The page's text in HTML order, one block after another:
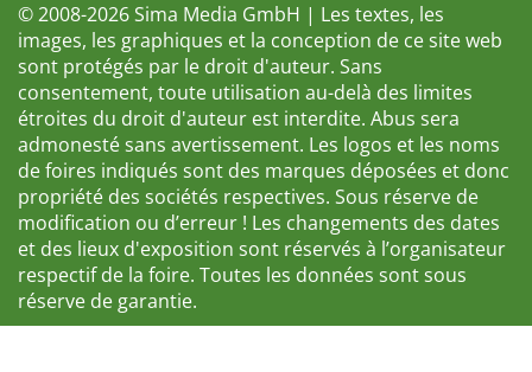
© 2008-2026 Sima Media GmbH | Les textes, les
images, les graphiques et la conception de ce site web
sont protégés par le droit d'auteur. Sans
consentement, toute utilisation au-delà des limites
étroites du droit d'auteur est interdite. Abus sera
admonesté sans avertissement. Les logos et les noms
de foires indiqués sont des marques déposées et donc
propriété des sociétés respectives. Sous réserve de
modification ou d’erreur ! Les changements des dates
et des lieux d'exposition sont réservés à l’organisateur
respectif de la foire. Toutes les données sont sous
réserve de garantie.